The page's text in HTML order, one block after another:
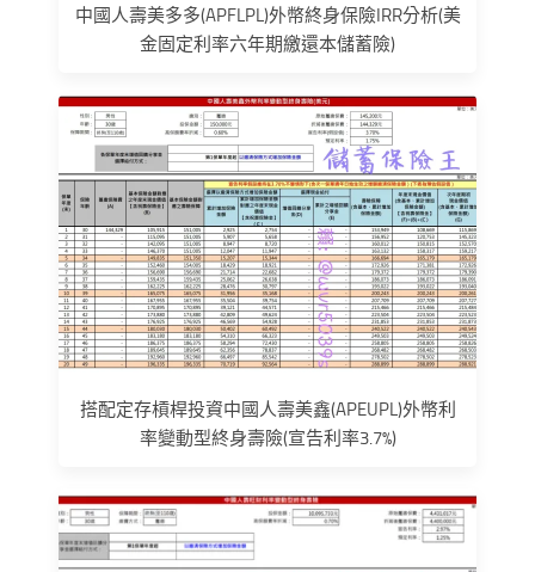
中國人壽美多多(APFLPL)外幣終身保險IRR分析(美
金固定利率六年期繳還本儲蓄險)
搭配定存槓桿投資中國人壽美鑫(APEUPL)外幣利
率變動型終身壽險(宣告利率3.7%)